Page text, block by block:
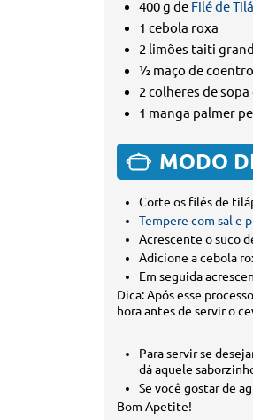
400 g de Filé de
1 cebola roxa
2 limões taiti
½ maço de coentro
2 colheres de sopa
1 manga palmer
MODO
Corte os filés de
Tempere com sal e
Acrescente o suco
Adicione a cebola
Em seguida
Dica: Após esse
hora antes de servir o
Para servir se
dá aquele
Se você gostar de
Bom Apetite!